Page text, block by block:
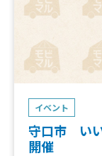
イベント
守口市 い
開催